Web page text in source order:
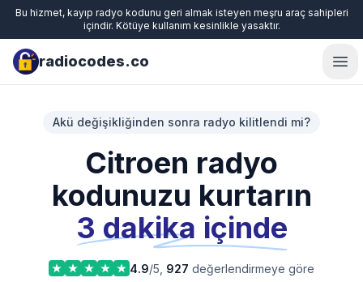
Bu hizmet, kayıp radyo kodunu geri almak isteyen meşru araç sahipleri
içindir. Kötüye kullanım kesinlikle yasaktır.
radiocodes.co
Akü değişikliğinden sonra radyo kilitlendi mi?
Citroen radyo
kodunuzu kurtarın
3 dakika içinde
4.9/5, 927 değerlendirmeye göre